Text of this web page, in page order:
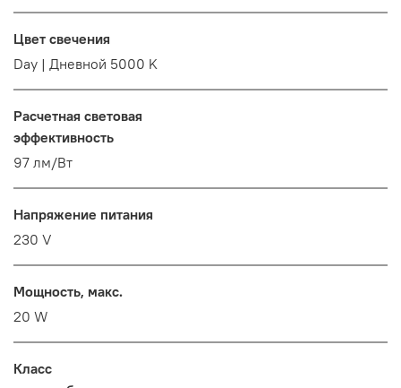
Цвет свечения
Day | Дневной 5000 K
Расчетная световая
эффективность
97 лм/Вт
Напряжение питания
230 V
Мощность, макс.
20 W
Класс